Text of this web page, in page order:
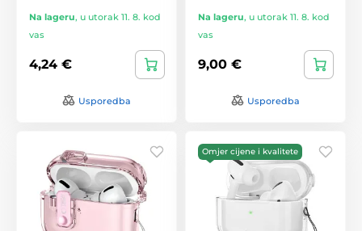
Na lageru, u utorak 11. 8. kod
vas
4,24 €
Usporedba
Na lageru, u utorak 11. 8. kod
vas
9,00 €
Usporedba
Omjer cijene i kvalitete